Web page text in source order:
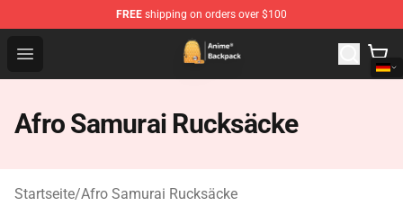
FREE shipping on orders over $100
Open menu
Anime Backpack Shop - Official Anime Backpack Store
Afro Samurai Rucksäcke
Startseite/Afro Samurai Rucksäcke